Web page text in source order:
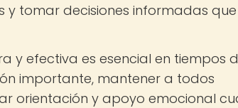
y tomar decisiones informadas que
y efectiva es esencial en tiempos
importante, mantener a todos
orientación y apoyo emocional